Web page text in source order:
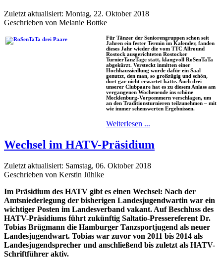
Zuletzt aktualisiert: Montag, 22. Oktober 2018
Geschrieben von Melanie Bottke
Für Tänzer der Seniorengruppen schon seit
Jahren ein fester Termin im Kalender, fanden
dieses Jahr wieder die vom TTC Allround
Rostock ausgerichteten Rostocker
TurnierTanzTage statt, klangvoll RoSenTaTa
abgekürzt. Versteckt inmitten einer
Hochhaussiedlung wurde dafür ein Saal
genutzt, den man, so großzügig und schön,
dort gar nicht erwartet hätte. Auch drei
unserer Clubpaare hat es zu diesem Anlass am
vergangenen Wochenende ins schöne
Mecklenburg-Vorpommern verschlagen, um
an den Traditionsturnieren teilzunehmen – mit
wie immer sehenswerten Ergebnissen.
Weiterlesen ...
Wechsel im HATV-Präsidium
Zuletzt aktualisiert: Samstag, 06. Oktober 2018
Geschrieben von Kerstin Jühlke
Im Präsidium des HATV gibt es einen Wechsel: Nach der
Amtsniederlegung der bisherigen Landesjugendwartin war ein
wichtiger Posten im Landesverband vakant. Auf Beschluss des
HATV-Präsidiums führt zukünftig Saltatio-Pressereferent Dr.
Tobias Brügmann die Hamburger Tanzsportjugend als neuer
Landesjugendwart. Tobias war zuvor von 2011 bis 2014 als
Landesjugendsprecher und anschließend bis zuletzt als HATV-
Schriftführer aktiv.